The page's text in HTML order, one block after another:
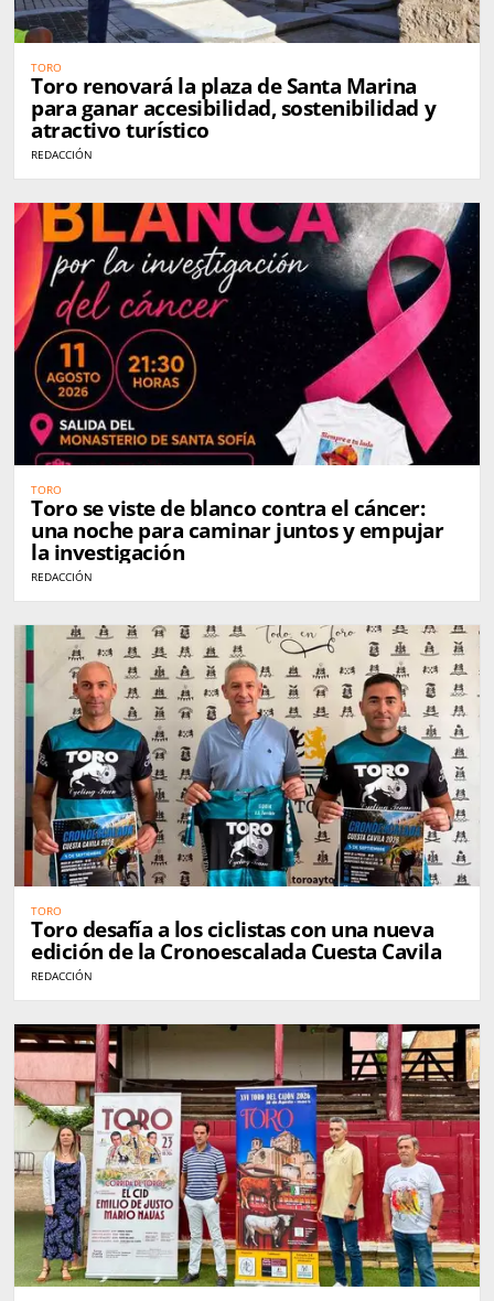
TORO
Toro renovará la plaza de Santa Marina
para ganar accesibilidad, sostenibilidad y
atractivo turístico
REDACCIÓN
TORO
Toro se viste de blanco contra el cáncer:
una noche para caminar juntos y empujar
la investigación
REDACCIÓN
TORO
Toro desafía a los ciclistas con una nueva
edición de la Cronoescalada Cuesta Cavila
REDACCIÓN